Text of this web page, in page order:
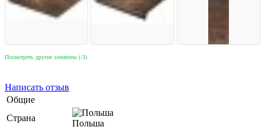
Посмотреть другие элементы (-3)
Написать отзыв
Общие
Страна
Польша